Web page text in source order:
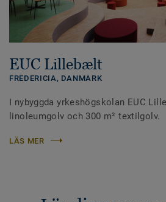
EUC Lillebælt
FREDERICIA, DANMARK
I nybyggda yrkeshögskolan EUC
linoleumgolv och 300 m² textilgolv.
LÄS MER